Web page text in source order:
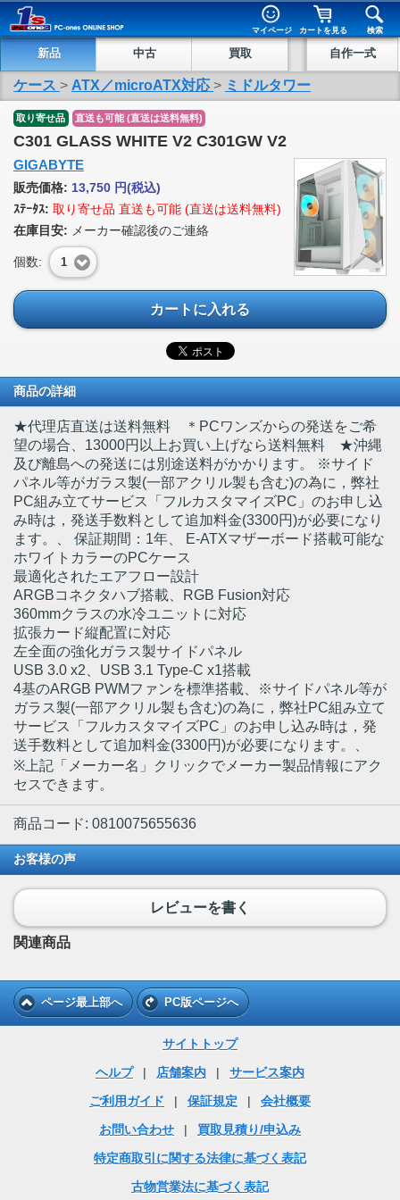
マイページ カートを見る 検索
新品 中古 買取 自作一式
ケース > ATX／microATX対応 > ミドルタワー
取り寄せ品 直送も可能 (直送は送料無料)
C301 GLASS WHITE V2 C301GW V2
GIGABYTE
販売価格: 13,750 円(税込)
ｽﾃｰﾀｽ: 取り寄せ品 直送も可能 (直送は送料無料)
在庫目安: メーカー確認後のご連絡
個数: 1
カートに入れる
商品の詳細
★代理店直送は送料無料 ＊PCワンズからの発送をご希
望の場合、13000円以上お買い上げなら送料無料 ★沖縄
及び離島への発送には別途送料がかかります。 ※サイド
パネル等がガラス製(一部アクリル製も含む)の為に，弊社
PC組み立てサービス「フルカスタマイズPC」のお申し込
み時は，発送手数料として追加料金(3300円)が必要になり
ます。
、 保証期間：1年、 E-ATXマザーボード搭載可能な
ホワイトカラーのPCケース
最適化されたエアフロー設計
ARGBコネクタハブ搭載、RGB Fusion対応
360mmクラスの水冷ユニットに対応
拡張カード縦配置に対応
左全面の強化ガラス製サイドパネル
USB 3.0 x2、USB 3.1 Type-C x1搭載
4基のARGB PWMファンを標準搭載、※サイドパネル等が
ガラス製(一部アクリル製も含む)の為に，弊社PC組み立て
サービス「フルカスタマイズPC」のお申し込み時は，発
送手数料として追加料金(3300円)が必要になります。、
※上記「メーカー名」クリックでメーカー製品情報にアク
セスできます。
商品コード: 0810075655636
お客様の声
レビューを書く
関連商品
ページ最上部へ PC版ページへ
サイトトップ
ヘルプ
| 店舗案内 |
サービス案内
ご利用ガイド
| 保証規定 |
会社概要
お問い合わせ
|
買取見積り/申込み
特定商取引に関する法律に基づく表記
古物営業法に基づく表記